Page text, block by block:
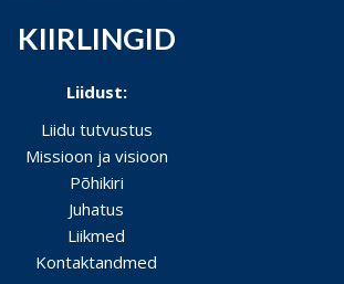
KIIRLINGID
Liidust:
Liidu tutvustus
Missioon ja visioon
Põhikiri
Juhatus
Liikmed
Kontaktandmed